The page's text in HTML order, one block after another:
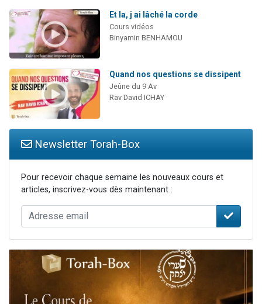
Et la, j ai lâché la corde
Cours vidéos
Binyamin BENHAMOU
Quand nos questions se dissipent
Jeûne du 9 Av
Rav David ICHAY
Newsletter Torah-Box
Pour recevoir chaque semaine les nouveaux cours et
articles, inscrivez-vous dès maintenant :